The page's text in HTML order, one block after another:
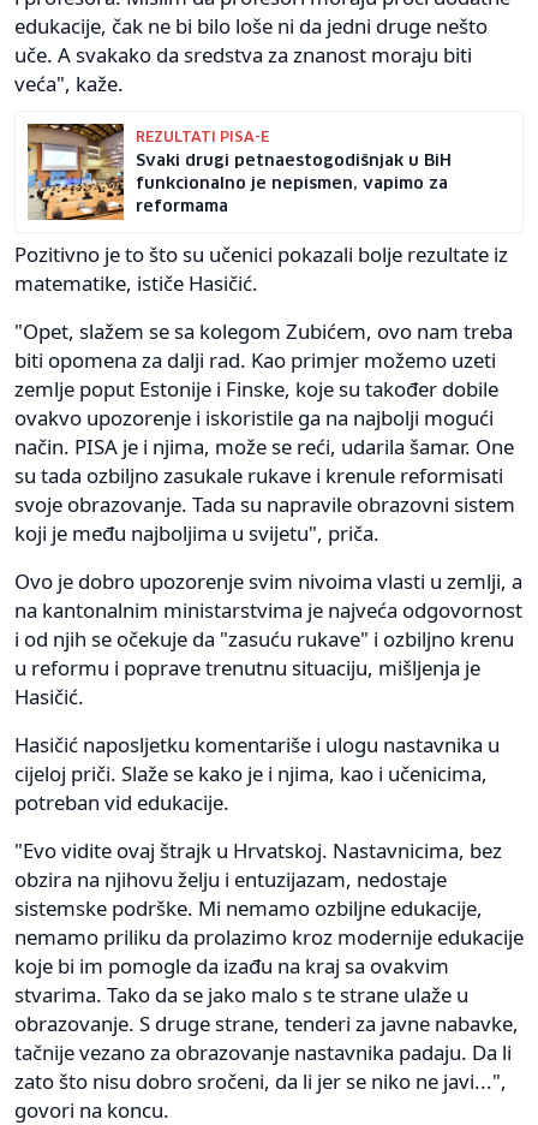
edukacije, čak ne bi bilo loše ni da jedni druge nešto
uče. A svakako da sredstva za znanost moraju biti
veća", kaže.
REZULTATI PISA-E
Svaki drugi petnaestogodišnjak u BiH
funkcionalno je nepismen, vapimo za
reformama
Pozitivno je to što su učenici pokazali bolje rezultate iz
matematike, ističe Hasičić.
"Opet, slažem se sa kolegom Zubićem, ovo nam treba
biti opomena za dalji rad. Kao primjer možemo uzeti
zemlje poput Estonije i Finske, koje su također dobile
ovakvo upozorenje i iskoristile ga na najbolji mogući
način. PISA je i njima, može se reći, udarila šamar. One
su tada ozbiljno zasukale rukave i krenule reformisati
svoje obrazovanje. Tada su napravile obrazovni sistem
koji je među najboljima u svijetu", priča.
Ovo je dobro upozorenje svim nivoima vlasti u zemlji, a
na kantonalnim ministarstvima je najveća odgovornost
i od njih se očekuje da "zasuću rukave" i ozbiljno krenu
u reformu i poprave trenutnu situaciju, mišljenja je
Hasičić.
Hasičić naposljetku komentariše i ulogu nastavnika u
cijeloj priči. Slaže se kako je i njima, kao i učenicima,
potreban vid edukacije.
"Evo vidite ovaj štrajk u Hrvatskoj. Nastavnicima, bez
obzira na njihovu želju i entuzijazam, nedostaje
sistemske podrške. Mi nemamo ozbiljne edukacije,
nemamo priliku da prolazimo kroz modernije edukacije
koje bi im pomogle da izađu na kraj sa ovakvim
stvarima. Tako da se jako malo s te strane ulaže u
obrazovanje. S druge strane, tenderi za javne nabavke,
tačnije vezano za obrazovanje nastavnika padaju. Da li
zato što nisu dobro sročeni, da li jer se niko ne javi...",
govori na koncu.